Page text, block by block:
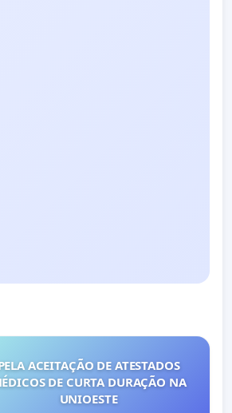
ACEITAÇÃO DE ATESTADOS
DE CURTA DURAÇÃO NA
UNIOESTE